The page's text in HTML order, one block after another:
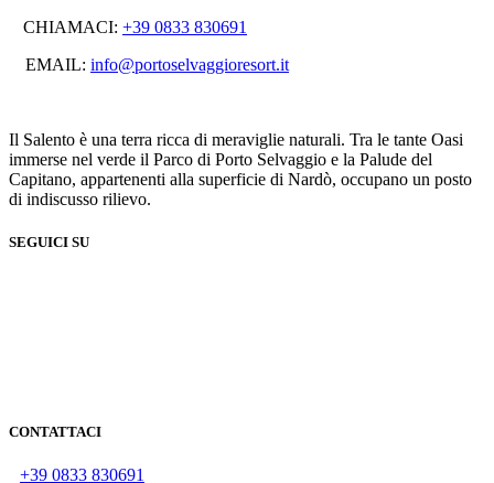
CHIAMACI: +39 0833 830691
EMAIL: info@portoselvaggioresort.it
Il Salento è una terra ricca di meraviglie naturali. Tra le tante Oasi
immerse nel verde il Parco di Porto Selvaggio e la Palude del
Capitano, appartenenti alla superficie di Nardò, occupano un posto
di indiscusso rilievo.
SEGUICI SU
CONTATTACI
+39 0833 830691